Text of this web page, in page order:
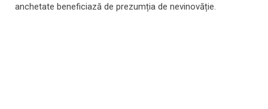
anchetate beneficiază de prezumția de nevinovăție.